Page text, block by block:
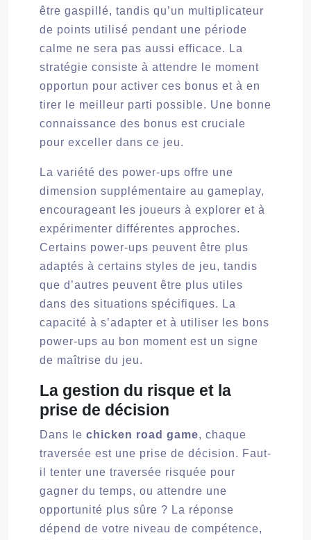
être gaspillé, tandis qu’un multiplicateur
de points utilisé pendant une période
calme ne sera pas aussi efficace. La
stratégie consiste à attendre le moment
opportun pour activer ces bonus et à en
tirer le meilleur parti possible. Une bonne
connaissance des bonus est cruciale
pour exceller dans ce jeu.
La variété des power-ups offre une
dimension supplémentaire au gameplay,
encourageant les joueurs à explorer et à
expérimenter différentes approches.
Certains power-ups peuvent être plus
adaptés à certains styles de jeu, tandis
que d’autres peuvent être plus utiles
dans des situations spécifiques. La
capacité à s’adapter et à utiliser les bons
power-ups au bon moment est un signe
de maîtrise du jeu.
La gestion du risque et la
prise de décision
Dans le chicken road game, chaque
traversée est une prise de décision. Faut-
il tenter une traversée risquée pour
gagner du temps, ou attendre une
opportunité plus sûre ? La réponse
dépend de votre niveau de compétence,